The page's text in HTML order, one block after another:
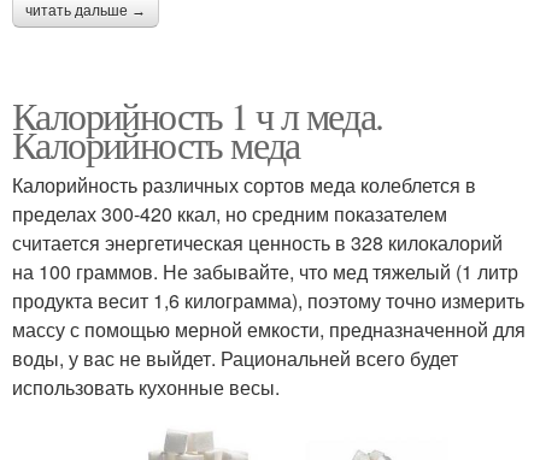
читать дальше →
Калорийность 1 ч л меда.
Калорийность меда
Калорийность различных сортов меда колеблется в
пределах 300-420 ккал, но средним показателем
считается энергетическая ценность в 328 килокалорий
на 100 граммов. Не забывайте, что мед тяжелый (1 литр
продукта весит 1,6 килограмма), поэтому точно измерить
массу с помощью мерной емкости, предназначенной для
воды, у вас не выйдет. Рациональней всего будет
использовать кухонные весы.